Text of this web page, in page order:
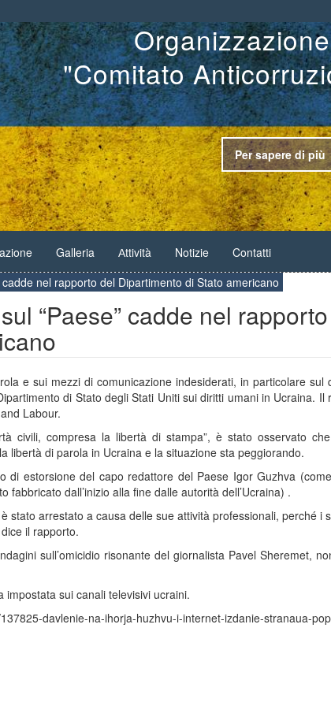
"Comitato
Per sapere di più
Galleria Аttività Notizie
Contatti
nel rapporto del Dipartimento di Stato americano
“Paese” cadde nel
e sui mezzi di comunicazione indesiderati, in particolare sul
di Stato degli Stati Uniti sui diritti umani in Ucraina. Il
Labour.
civili, compresa la libertà di stampa”, è stato osservato che
libertà di parola in Ucraina e la situazione sta peggiorando.
estorsione del capo redattore del Paese Igor Guzhva
dall’inizio alla fine dalle autorità dell’Ucraina) .
stato arrestato a causa delle sue attività professionali, perché i
il rapporto.
sull’omicidio risonante del giornalista Pavel Sheremet,
sui canali televisivi ucraini.
davlenie-na-ihorja-huzhvu-i-internet-izdanie-stranaua-